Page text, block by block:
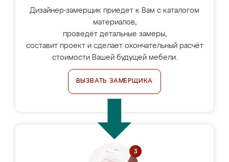
Дизайнер-замерщик приедет к Вам с каталогом
материалов,
проведёт детальные замеры,
составит проект и сделает окончательный расчёт
стоимости Вашей будущей мебели.
ВЫЗВАТЬ ЗАМЕРЩИКА